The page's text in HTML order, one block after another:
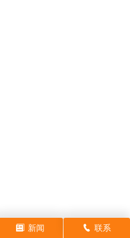
新闻 联系